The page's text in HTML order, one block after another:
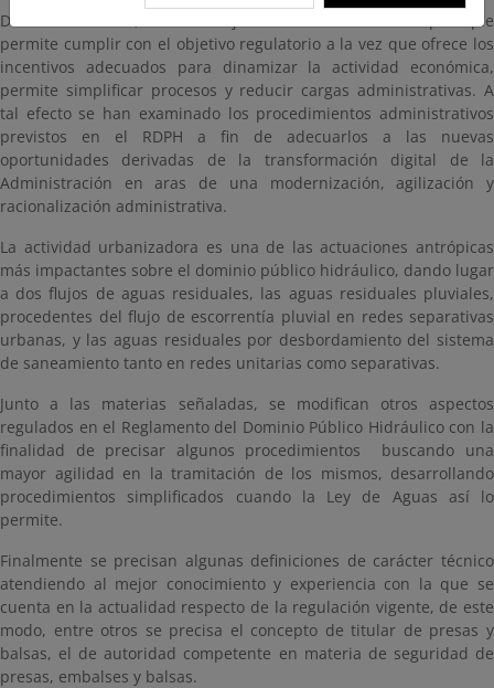
Del mismo modo, un marco jurídico de calidad es aquel que
permite cumplir con el objetivo regulatorio a la vez que ofrece los
incentivos adecuados para dinamizar la actividad económica,
permite simplificar procesos y reducir cargas administrativas. A
tal efecto se han examinado los procedimientos administrativos
previstos en el RDPH a fin de adecuarlos a las nuevas
oportunidades derivadas de la transformación digital de la
Administración en aras de una modernización, agilización y
racionalización administrativa.
La actividad urbanizadora es una de las actuaciones antrópicas
más impactantes sobre el dominio público hidráulico, dando lugar
a dos flujos de aguas residuales, las aguas residuales pluviales,
procedentes del flujo de escorrentía pluvial en redes separativas
urbanas, y las aguas residuales por desbordamiento del sistema
de saneamiento tanto en redes unitarias como separativas.
Junto a las materias señaladas, se modifican otros aspectos
regulados en el Reglamento del Dominio Público Hidráulico con la
finalidad de precisar algunos procedimientos buscando una
mayor agilidad en la tramitación de los mismos, desarrollando
procedimientos simplificados cuando la Ley de Aguas así lo
permite.
Finalmente se precisan algunas definiciones de carácter técnico
atendiendo al mejor conocimiento y experiencia con la que se
cuenta en la actualidad respecto de la regulación vigente, de este
modo, entre otros se precisa el concepto de titular de presas y
balsas, el de autoridad competente en materia de seguridad de
presas, embalses y balsas.